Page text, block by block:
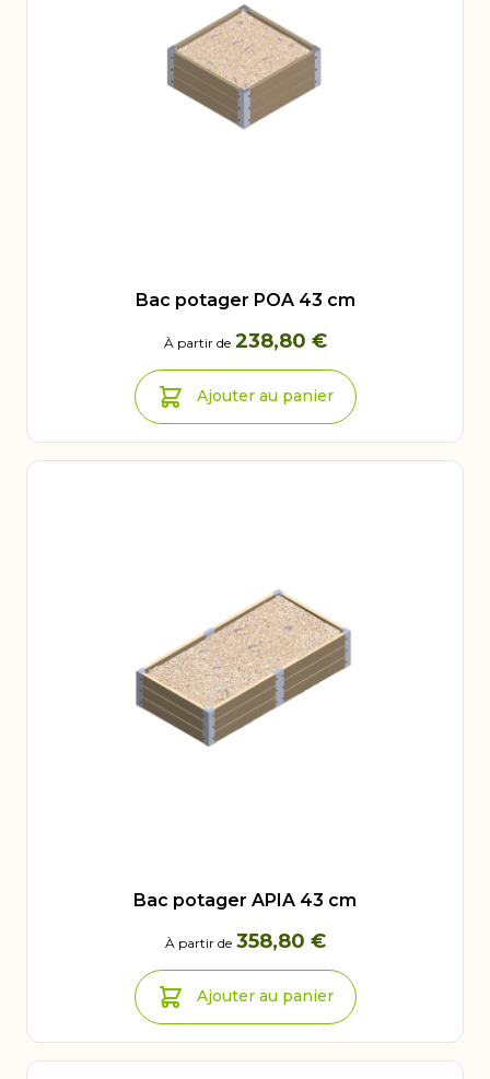
Bac potager POA 43 cm
À partir de 238,80 €
Ajouter au panier
Bac potager APIA 43 cm
À partir de 358,80 €
Ajouter au panier